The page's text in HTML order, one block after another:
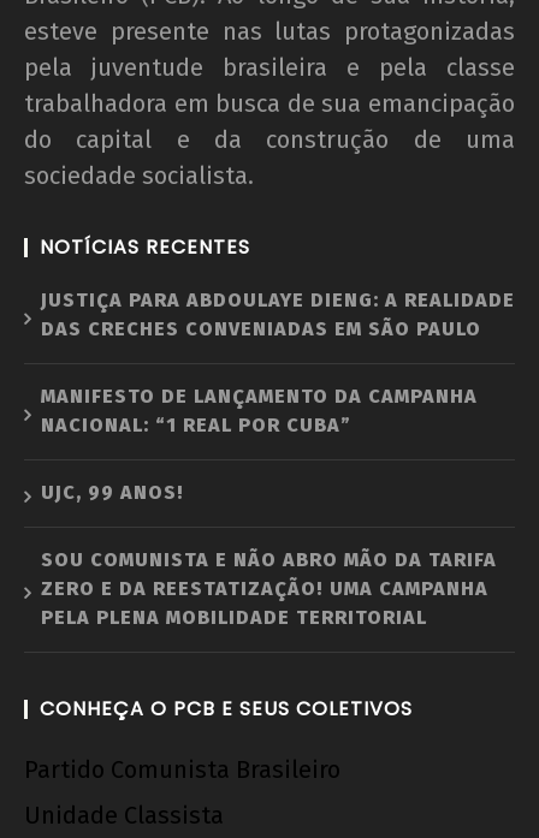
esteve presente nas lutas protagonizadas
pela juventude brasileira e pela classe
trabalhadora em busca de sua emancipação
do capital e da construção de uma
sociedade socialista.
NOTÍCIAS RECENTES
JUSTIÇA PARA ABDOULAYE DIENG: A REALIDADE
DAS CRECHES CONVENIADAS EM SÃO PAULO
MANIFESTO DE LANÇAMENTO DA CAMPANHA
NACIONAL: “1 REAL POR CUBA”
UJC, 99 ANOS!
SOU COMUNISTA E NÃO ABRO MÃO DA TARIFA
ZERO E DA REESTATIZAÇÃO! UMA CAMPANHA
PELA PLENA MOBILIDADE TERRITORIAL
CONHEÇA O PCB E SEUS COLETIVOS
Partido Comunista Brasileiro
Unidade Classista